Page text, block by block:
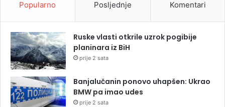
Popularno Posljednje Komentari
Ruske vlasti otkrile uzrok pogibije
planinara iz BiH
prije 2 sata
Banjalučanin ponovo uhapšen: Ukrao
BMW pa imao udes
prije 2 sata